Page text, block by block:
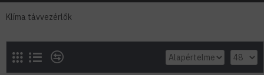
Klíma távvezérlők